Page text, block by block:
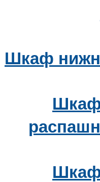
Шкаф
Шкаф
Шкаф